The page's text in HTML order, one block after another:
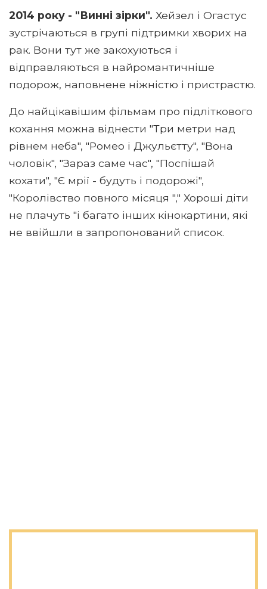
2014 року - "Винні зірки". Хейзел і Огастус
зустрічаються в групі підтримки хворих на
рак. Вони тут же закохуються і
відправляються в найромантичніше
подорож, наповнене ніжністю і пристрастю.
До найцікавішим фільмам про підліткового
кохання можна віднести "Три метри над
рівнем неба", "Ромео і Джульєтту", "Вона
чоловік", "Зараз саме час", "Поспішай
кохати", "Є мрії - будуть і подорожі",
"Королівство повного місяця "," Хороші діти
не плачуть "і багато інших кінокартини, які
не ввійшли в запропонований список.